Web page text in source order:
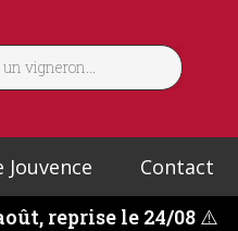
Jouvence Contact
reprise le 24/08⚠️